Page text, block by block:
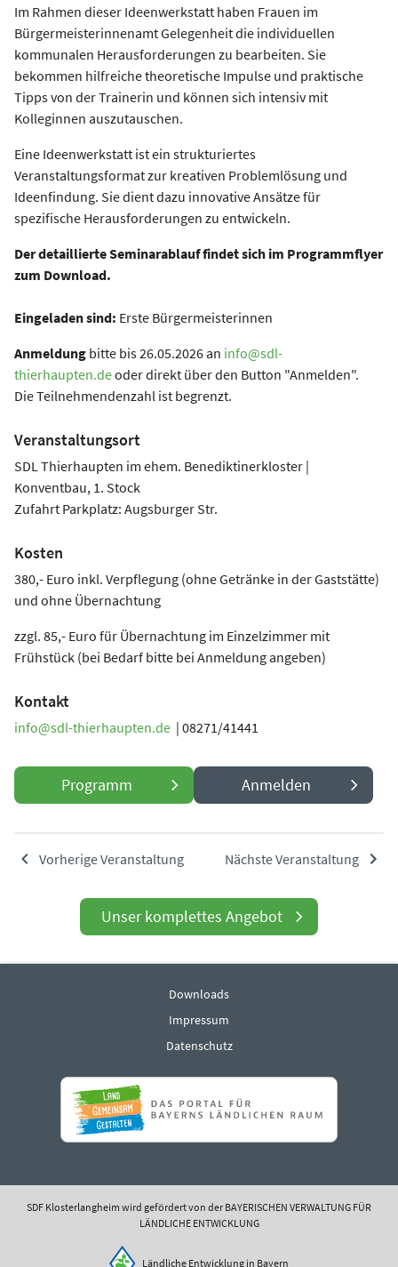
Im Rahmen dieser Ideenwerkstatt haben Frauen im
Bürgermeisterinnenamt Gelegenheit die individuellen
kommunalen Herausforderungen zu bearbeiten. Sie
bekommen hilfreiche theoretische Impulse und praktische
Tipps von der Trainerin und können sich intensiv mit
Kolleginnen auszutauschen.
Eine Ideenwerkstatt ist ein strukturiertes
Veranstaltungsformat zur kreativen Problemlösung und
Ideenfindung. Sie dient dazu innovative Ansätze für
spezifische Herausforderungen zu entwickeln.
Der detaillierte Seminarablauf findet sich im Programmflyer
zum Download.
Eingeladen sind: Erste Bürgermeisterinnen
Anmeldung bitte bis 26.05.2026 an info@sdl-
thierhaupten.deoder direkt über den Button "Anmelden".
Die Teilnehmendenzahl ist begrenzt.
Veranstaltungsort
SDL Thierhaupten im ehem. Benediktinerkloster |
Konventbau, 1. Stock
Zufahrt Parkplatz: Augsburger Str.
Kosten
380,- Euro inkl. Verpflegung (ohne Getränke in der Gaststätte)
und ohne Übernachtung
zzgl. 85,- Euro für Übernachtung im Einzelzimmer mit
Frühstück (bei Bedarf bitte bei Anmeldung angeben)
Kontakt
info@sdl-thierhaupten.de | 08271/41441
Programm Anmelden
Vorherige Veranstaltung Nächste Veranstaltung
Unser komplettes Angebot
Downloads
Impressum
Datenschutz
SDF Klosterlangheim wird gefördert von der BAYERISCHEN VERWALTUNG FÜR
LÄNDLICHE ENTWICKLUNG
Ländliche Entwicklung in Bayern